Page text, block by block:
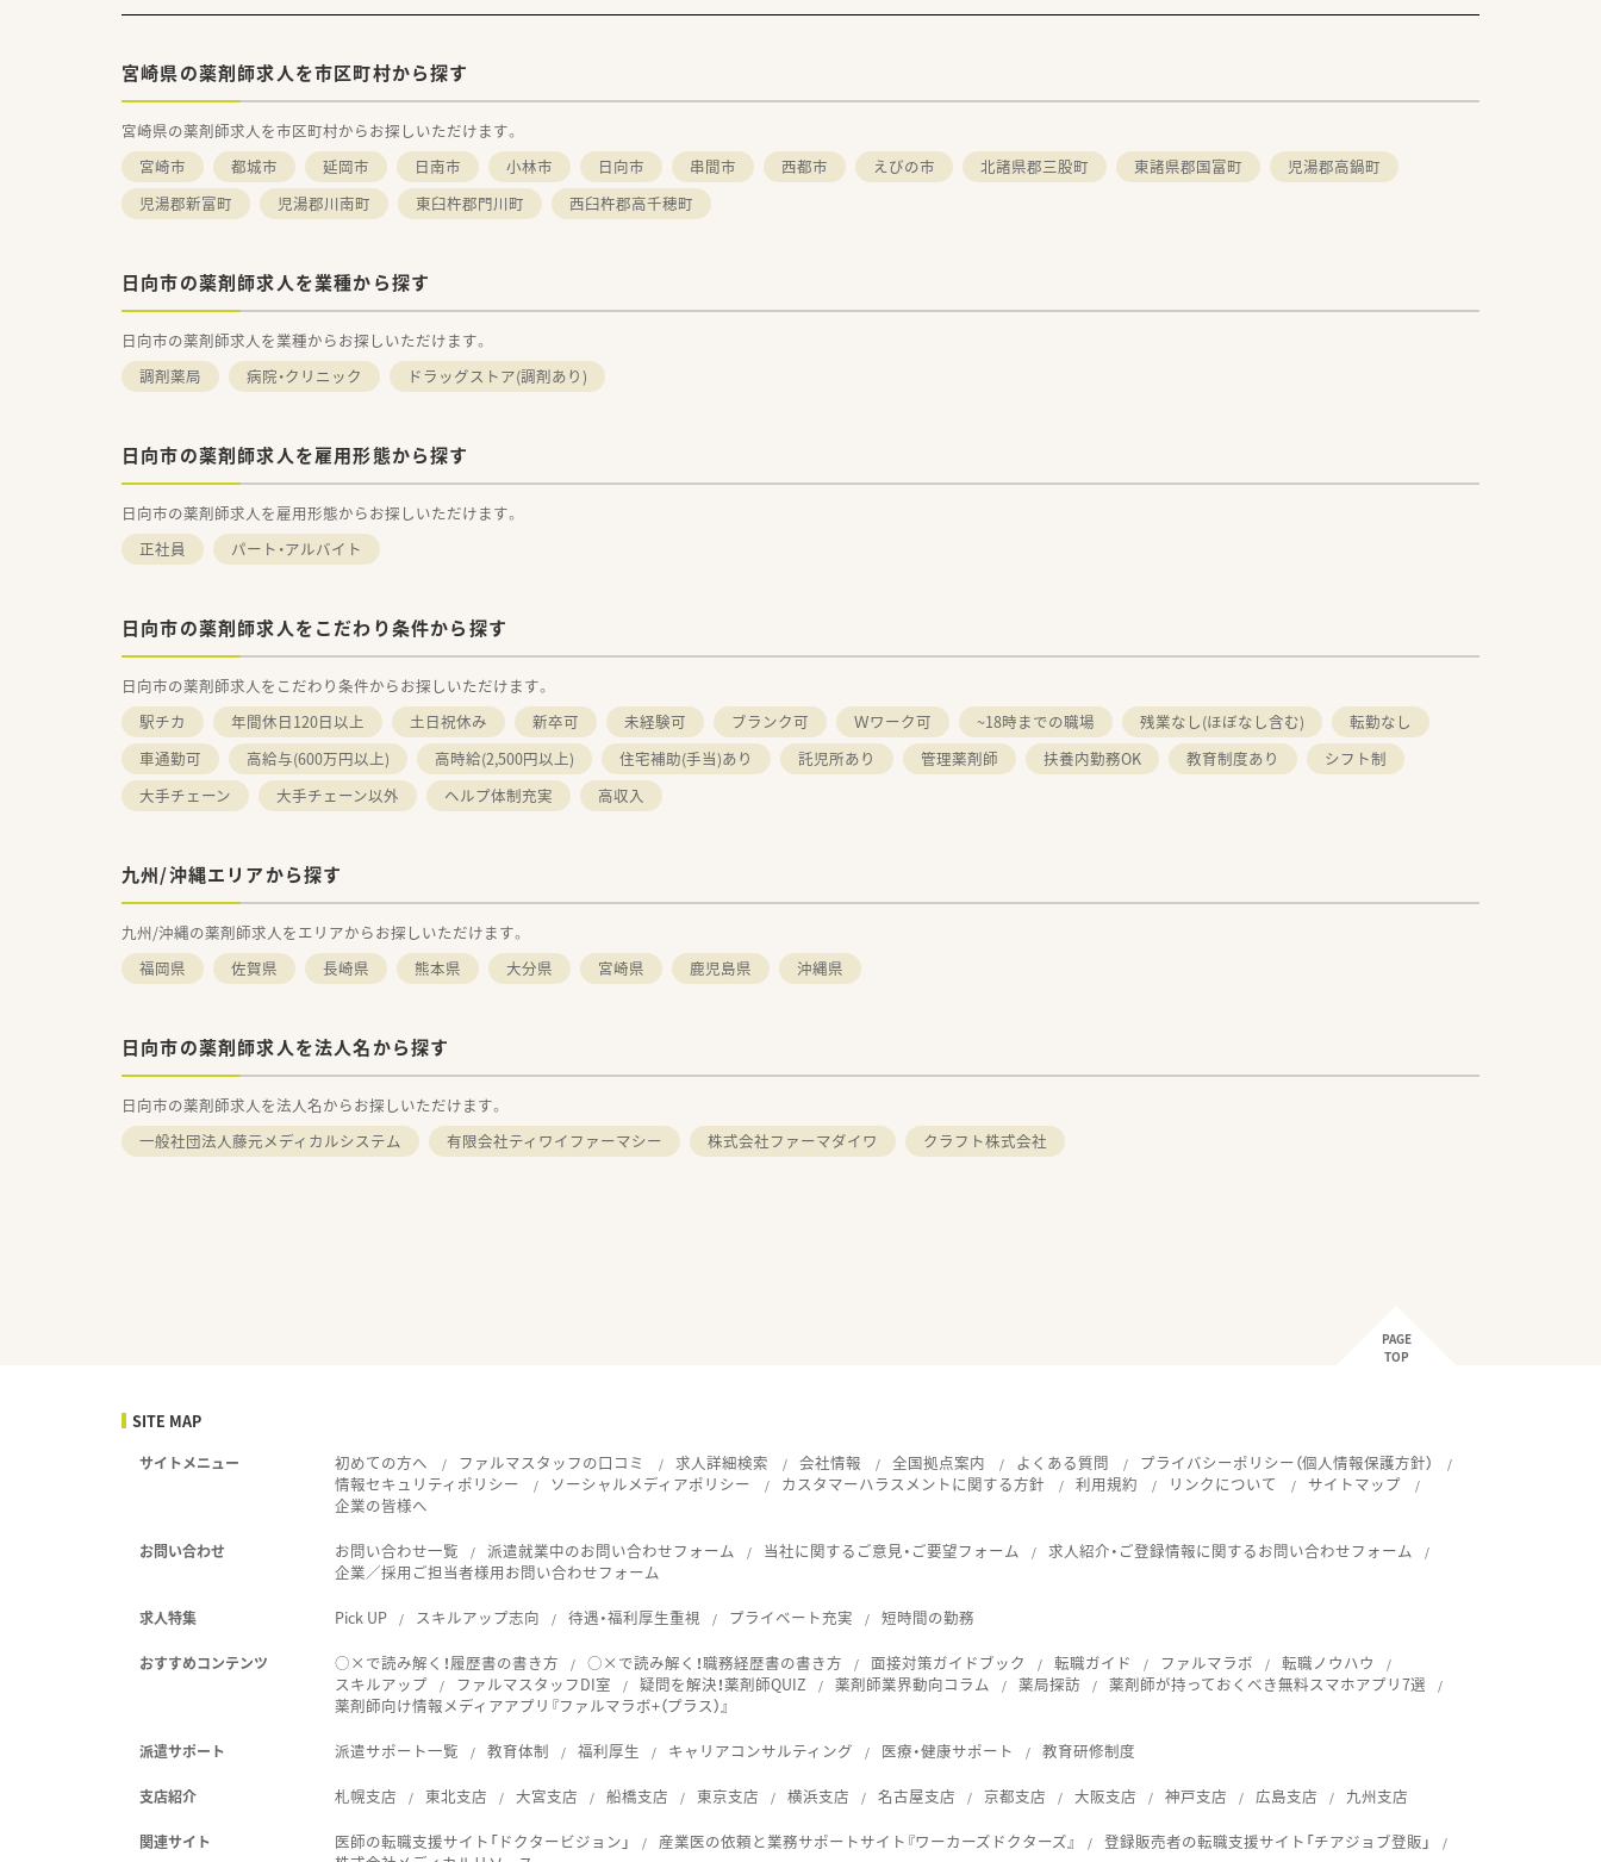
宮崎県の薬剤師求人を市区町村から探す
宮崎県の薬剤師求人を市区町村からお探しいただけます。
宮崎市
都城市 延岡市 日南市 小林市 日向市 串間市 西都市 えびの市 北諸県郡三股町 東諸県郡国富町
児湯郡高鍋町
児湯郡新富町
児湯郡川南町 東臼杵郡門川町 西臼杵郡高千穂町
日向市の薬剤師求人を業種から探す
日向市の薬剤師求人を業種からお探しいただけます。
調剤薬局
病院・クリニック ドラッグストア(調剤あり)
日向市の薬剤師求人を雇用形態から探す
日向市の薬剤師求人を雇用形態からお探しいただけます。
正社員
パート・アルバイト
日向市の薬剤師求人をこだわり条件から探す
日向市の薬剤師求人をこだわり条件からお探しいただけます。
駅チカ
年間休日120日以上 土日祝休み 新卒可 未経験可 ブランク可 Ｗワーク可 ~18時までの職場 残業なし(ほぼなし含む)
転勤なし
車通勤可
高給与(600万円以上) 高時給(2,500円以上) 住宅補助(手当)あり 託児所あり 管理薬剤師 扶養内勤務OK 教育制度あり
シフト制
大手チェーン
大手チェーン以外 ヘルプ体制充実 高収入
九州/沖縄エリアから探す
九州/沖縄の薬剤師求人をエリアからお探しいただけます。
福岡県
佐賀県 長崎県 熊本県 大分県 宮崎県 鹿児島県 沖縄県
日向市の薬剤師求人を法人名から探す
日向市の薬剤師求人を法人名からお探しいただけます。
一般社団法人藤元メディカルシステム
有限会社ティワイファーマシー 株式会社ファーマダイワ クラフト株式会社
PAGE
TOP
SITE MAP
サイトメニュー 初めての方へ ファルマスタッフの口コミ 求人詳細検索 会社情報 全国拠点案内 よくある質問
プライバシーポリシー（個人情報保護方針）
情報セキュリティポリシー
ソーシャルメディアポリシー カスタマーハラスメントに関する方針 利用規約 リンクについて
サイトマップ
企業の皆様へ
お問い合わせ お問い合わせ一覧 派遣就業中のお問い合わせフォーム 当社に関するご意見・ご要望フォーム
求人紹介・ご登録情報に関するお問い合わせフォーム
企業／採用ご担当者様用お問い合わせフォーム
求人特集 Pick UP スキルアップ志向 待遇・福利厚生重視 プライベート充実 短時間の勤務
おすすめコンテンツ ○×で読み解く！履歴書の書き方 ○×で読み解く！職務経歴書の書き方 面接対策ガイドブック 転職ガイド ファルマラボ
転職ノウハウ
スキルアップ
ファルマスタッフDI室 疑問を解決！薬剤師QUIZ 薬剤師業界動向コラム 薬局探訪
薬剤師が持っておくべき無料スマホアプリ7選
薬剤師向け情報メディアアプリ『ファルマラボ+（プラス）』
派遣サポート 派遣サポート一覧 教育体制 福利厚生 キャリアコンサルティング 医療・健康サポート 教育研修制度
支店紹介 札幌支店 東北支店 大宮支店 船橋支店 東京支店 横浜支店 名古屋支店 京都支店 大阪支店 神戸支店 広島支店 九州支店
関連サイト 医師の転職支援サイト「ドクタービジョン」 産業医の依頼と業務サポートサイト『ワーカーズドクターズ』
登録販売者の転職支援サイト「チアジョブ登販」